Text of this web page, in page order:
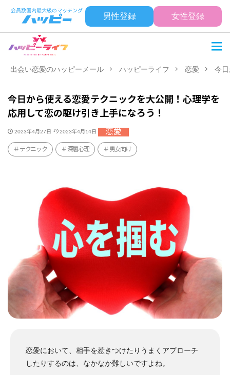
男性登録 女性登録
出会い恋愛のハッピーメール ハッピーライフ 恋愛 今
今日から使える恋愛テクニックを大公開！心理学を
応用して恋の駆け引き上手になろう！
2023年4月27日 2023年4月14日 恋愛
テクニック 深層心理 男女向け
恋愛において、相手を惹きつけたりうまくアプローチ
したりするのは、なかなか難しいですよね。